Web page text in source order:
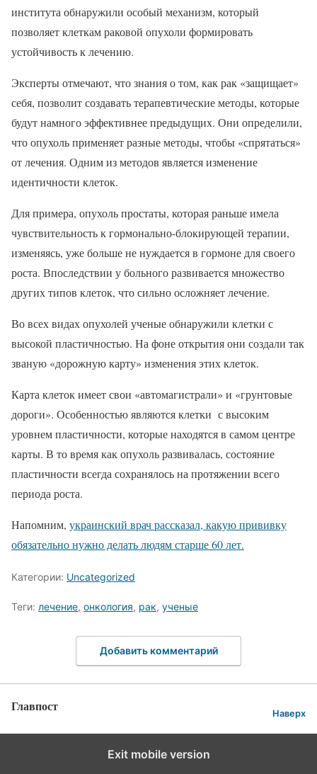
института обнаружили особый механизм, который
позволяет клеткам раковой опухоли формировать
устойчивость к лечению.
Эксперты отмечают, что знания о том, как рак «защищает»
себя, позволит создавать терапевтические методы, которые
будут намного эффективнее предыдущих. Они определили,
что опухоль применяет разные методы, чтобы «спрятаться»
от лечения. Одним из методов является изменение
идентичности клеток.
Для примера, опухоль простаты, которая раньше имела
чувствительность к гормонально-блокирующей терапии,
изменяясь, уже больше не нуждается в гормоне для своего
роста. Впоследствии у больного развивается множество
других типов клеток, что сильно осложняет лечение.
Во всех видах опухолей ученые обнаружили клетки с
высокой пластичностью. На фоне открытия они создали так
званую «дорожную карту» изменения этих клеток.
Карта клеток имеет свои «автомагистрали» и «грунтовые
дороги». Особенностью являются клетки с высоким
уровнем пластичности, которые находятся в самом центре
карты. В то время как опухоль развивалась, состояние
пластичности всегда сохранялось на протяжении всего
периода роста.
Напомним, украинский врач рассказал, какую прививку
обязательно нужно делать людям старше 60 лет.
Категории: Uncategorized
Теги: лечение, онкология, рак, ученые
Добавить комментарий
Главпост Наверх
Exit mobile version